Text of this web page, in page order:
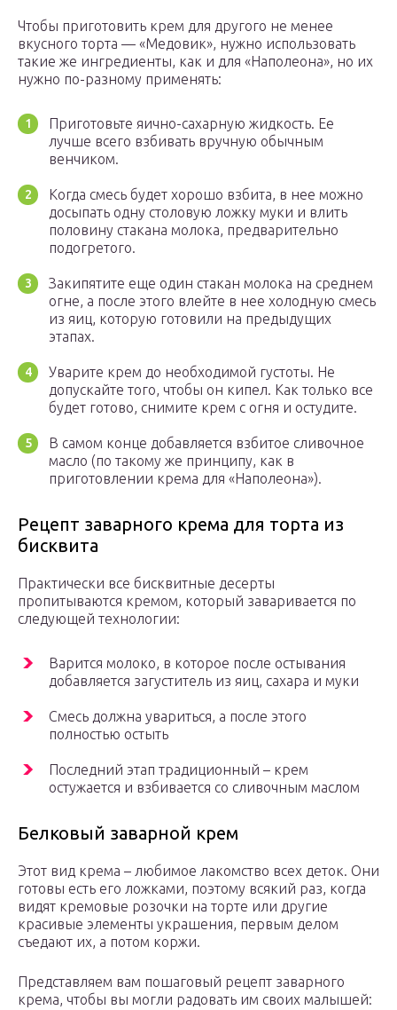
Чтобы приготовить крем для другого не менее
вкусного торта — «Медовик», нужно использовать
такие же ингредиенты, как и для «Наполеона», но их
нужно по-разному применять:
Приготовьте яично-сахарную жидкость. Ее
лучше всего взбивать вручную обычным
венчиком.
Когда смесь будет хорошо взбита, в нее можно
досыпать одну столовую ложку муки и влить
половину стакана молока, предварительно
подогретого.
Закипятите еще один стакан молока на среднем
огне, а после этого влейте в нее холодную смесь
из яиц, которую готовили на предыдущих
этапах.
Уварите крем до необходимой густоты. Не
допускайте того, чтобы он кипел. Как только все
будет готово, снимите крем с огня и остудите.
В самом конце добавляется взбитое сливочное
масло (по такому же принципу, как в
приготовлении крема для «Наполеона»).
Рецепт заварного крема для торта из
бисквита
Практически все бисквитные десерты
пропитываются кремом, который заваривается по
следующей технологии:
Варится молоко, в которое после остывания
добавляется загуститель из яиц, сахара и муки
Смесь должна увариться, а после этого
полностью остыть
Последний этап традиционный – крем
остужается и взбивается со сливочным маслом
Белковый заварной крем
Этот вид крема – любимое лакомство всех деток. Они
готовы есть его ложками, поэтому всякий раз, когда
видят кремовые розочки на торте или другие
красивые элементы украшения, первым делом
съедают их, а потом коржи.
Представляем вам пошаговый рецепт заварного
крема, чтобы вы могли радовать им своих малышей: